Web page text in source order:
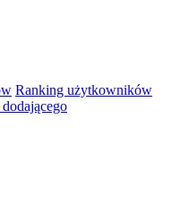
Ranking użytkowników